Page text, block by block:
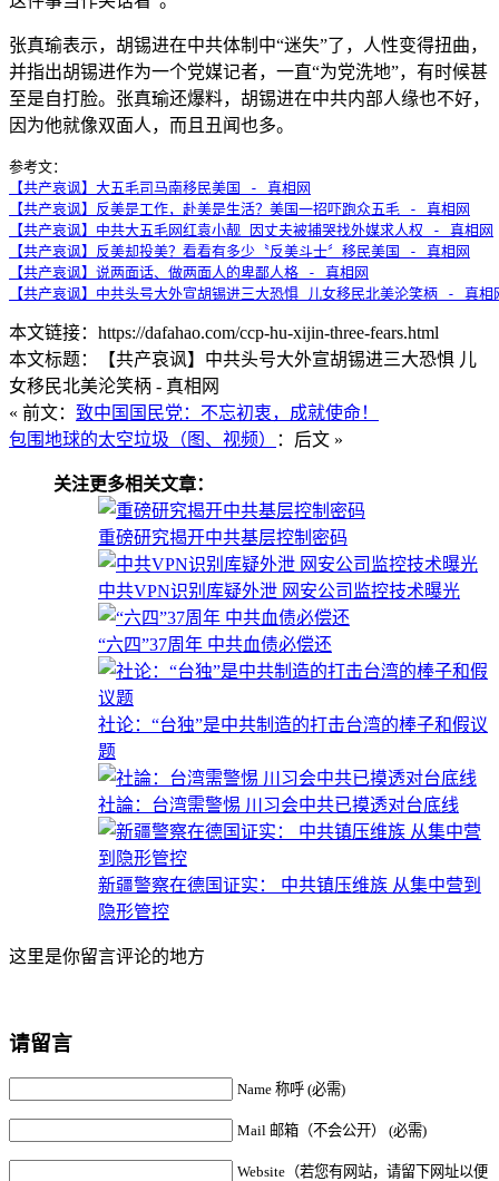
张真瑜表示，胡锡进在中共体制中“迷失”了，人性变得扭曲，
并指出胡锡进作为一个党媒记者，一直“为党洗地”，有时候甚
至是自打脸。张真瑜还爆料，胡锡进在中共内部人缘也不好，
因为他就像双面人，而且丑闻也多。
【共产哀讽】大五毛司马南移民美国 - 真相网
【共产哀讽】反美是工作，赴美是生活？美国一招吓跑众五毛 - 真相网
【共产哀讽】中共大五毛网红袁小靓 因丈夫被捕哭找外媒求人权 - 真相网
【共产哀讽】反美却投美？看看有多少〝反美斗士〞移民美国 - 真相网
【共产哀讽】说两面话、做两面人的卑鄙人格 - 真相网
【共产哀讽】中共头号大外宣胡锡进三大恐惧 儿女移民北美沦笑柄 - 真相
本文链接：https://dafahao.com/ccp-hu-xijin-three-fears.html
本文标题：【共产哀讽】中共头号大外宣胡锡进三大恐惧 儿
女移民北美沦笑柄 - 真相网
« 前文： 致中国国民党：不忘初衷，成就使命！
包围地球的太空垃圾（图、视频）
：后文 »
关注更多相关文章：
重磅研究揭开中共基层控制密码
中共VPN识别库疑外泄 网安公司监控技术曝光
“六四”37周年 中共血债必偿还
社论：“台独”是中共制造的打击台湾的棒子和假议
题
社論：台湾需警惕 川习会中共已摸透对台底线
新疆警察在德国证实： 中共镇压维族 从集中营到
隐形管控
这里是你留言评论的地方
请留言
Name 称呼 (必需)
Mail 邮箱（不会公开） (必需)
Website（若您有网站，请留下网址以便